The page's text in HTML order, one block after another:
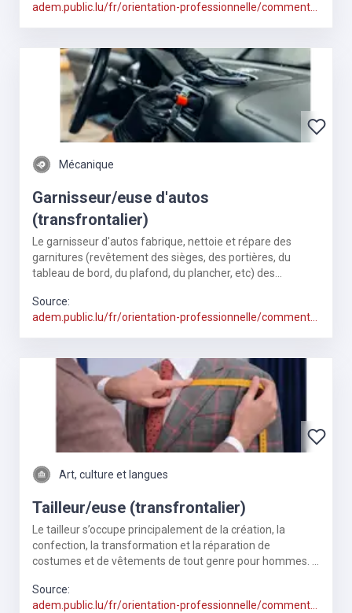
adem.public.lu/fr/orientation-professionnelle/comment-
Mécanique
Garnisseur/euse d'autos
(transfrontalier)
Le garnisseur d'autos fabrique, nettoie et répare des
garnitures (revêtement des sièges, des portières, du
tableau de bord, du plafond, du plancher, etc) des
Source:
adem.public.lu/fr/orientation-professionnelle/comment-
Art, culture et langues
Tailleur/euse (transfrontalier)
Le tailleur s’occupe principalement de la création, la
confection, la transformation et la réparation de
costumes et de vêtements de tout genre pour hommes. Il
Source:
adem.public.lu/fr/orientation-professionnelle/comment-